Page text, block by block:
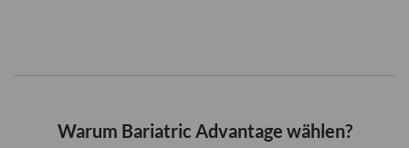
Warum Bariatric Advantage wählen?